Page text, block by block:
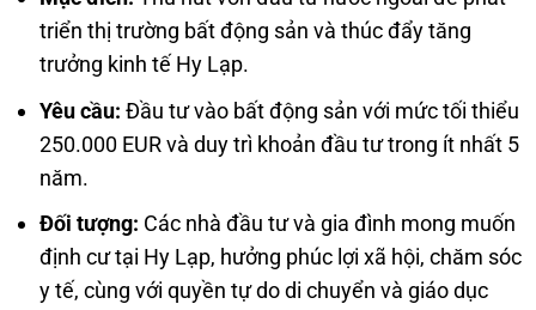
triển thị trường bất động sản và thúc đẩy tăng
trưởng kinh tế Hy Lạp.
Yêu cầu: Đầu tư vào bất động sản với mức tối thiểu
250.000 EUR và duy trì khoản đầu tư trong ít nhất 5
năm.
Đối tượng: Các nhà đầu tư và gia đình mong muốn
định cư tại Hy Lạp, hưởng phúc lợi xã hội, chăm sóc
y tế, cùng với quyền tự do di chuyển và giáo dục